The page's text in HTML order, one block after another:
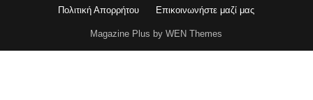
Πολιτική Απορρήτου
Επικοινωνήστε μαζί μας
Magazine Plus by WEN Themes